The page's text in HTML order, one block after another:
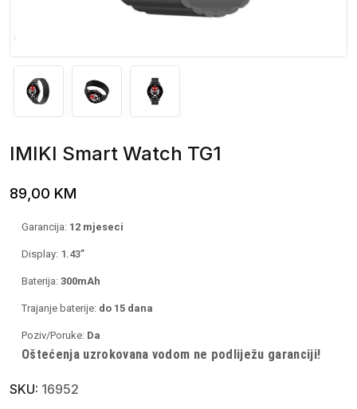
IMIKI Smart Watch TG1
89,00 KM
Garancija: 12 mjeseci
Display: 1.43”
Baterija: 300mAh
Trajanje baterije: do 15 dana
Poziv/Poruke: Da
Oštećenja uzrokovana vodom ne podliježu garanciji!
SKU: 16952